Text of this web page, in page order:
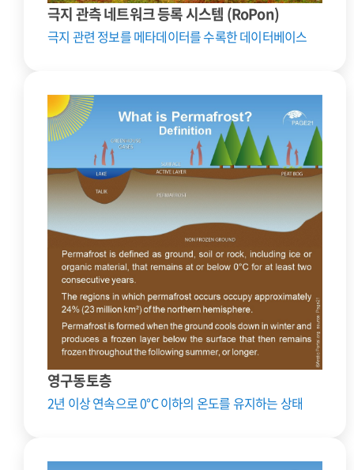
극지 관측 네트워크 등록 시스템 (RoPon)
극지 관련 정보를 메타데이터를 수록한 데이터베이스
영구동토층
2년 이상 연속으로 0°C 이하의 온도를 유지하는 상태